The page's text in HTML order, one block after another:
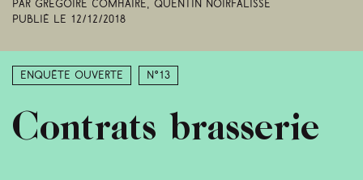
Par Grégoire Comhaire, Quentin Noirfalisse
Publié le 12/12/2018
Enquête ouverte N°13
Contrats brasserie